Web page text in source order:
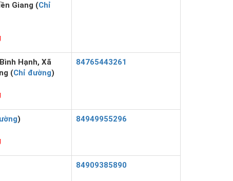
Giang (Chỉ
Hạnh, Xã
(Chỉ đường)
84765443261
)
84949955296
84909385890